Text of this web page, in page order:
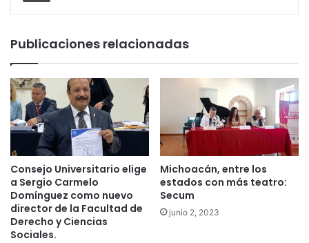
Publicaciones relacionadas
Consejo Universitario elige
a Sergio Carmelo
Domínguez como nuevo
director de la Facultad de
Derecho y Ciencias
Sociales.
Michoacán, entre los
estados con más teatro:
Secum
junio 2, 2023